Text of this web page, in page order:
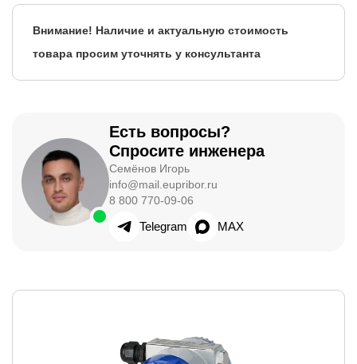
Внимание! Наличие и актуальную стоимость
товара просим уточнять у консультанта
Есть вопросы?
Спросите инженера
Семёнов Игорь
info@mail.eupribor.ru
8 800 770-09-06
Telegram MAX